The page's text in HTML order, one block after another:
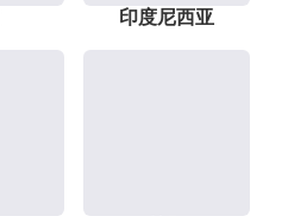
印度尼西亚